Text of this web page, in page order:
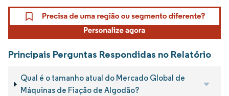
Principais Perguntas Respondidas no Relatório
Qual é o tamanho atual do Mercado Global de
Máquinas de Fiação de Algodão?